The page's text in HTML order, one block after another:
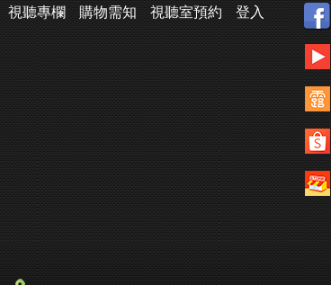
視聽專欄 購物需知 視聽室預約 登入